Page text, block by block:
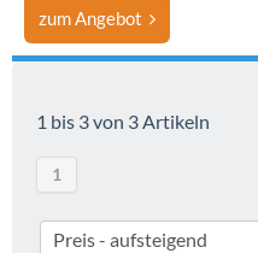
zum Angebot
1 bis 3 von 3 Artikeln
1